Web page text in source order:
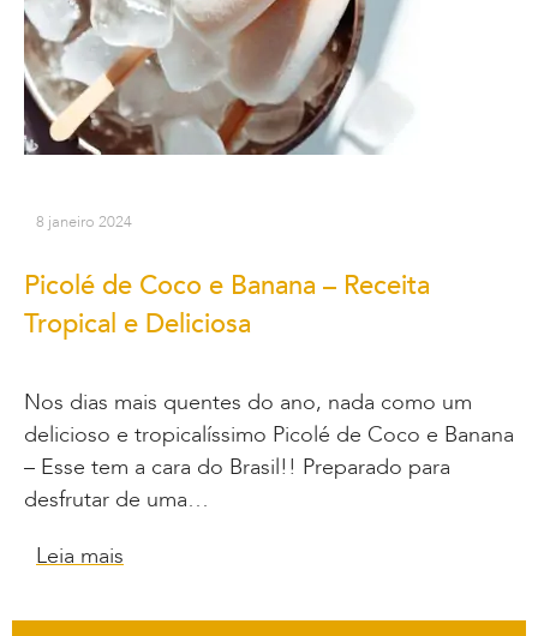
8 janeiro 2024
Picolé de Coco e Banana – Receita
Tropical e Deliciosa
Nos dias mais quentes do ano, nada como um
delicioso e tropicalíssimo Picolé de Coco e Banana
– Esse tem a cara do Brasil!! Preparado para
desfrutar de uma…
Leia mais